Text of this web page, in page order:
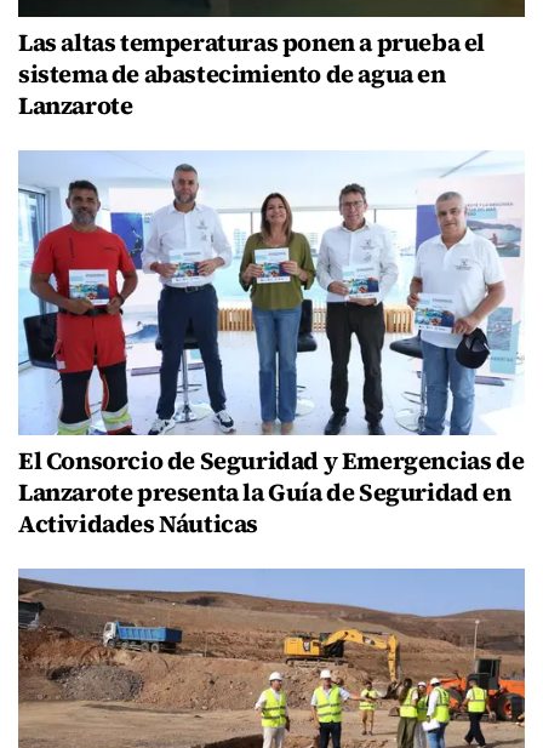
Las altas temperaturas ponen a prueba el
sistema de abastecimiento de agua en
Lanzarote
El Consorcio de Seguridad y Emergencias de
Lanzarote presenta la Guía de Seguridad en
Actividades Náuticas